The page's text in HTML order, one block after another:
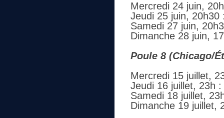
Mercredi 24 juin,
Jeudi 25 juin, 20h30
Samedi 27 juin,
Dimanche 28 juin,
Poule 8 (Chicago/
Mercredi 15 juillet,
Jeudi 16 juillet, 23h
Samedi 18 juillet,
Dimanche 19 juillet,